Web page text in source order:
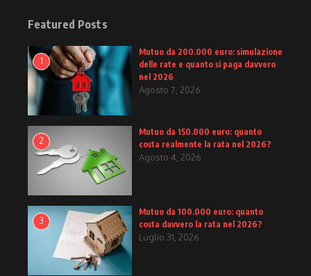
Featured Posts
1
Mutuo da 200.000 euro: simulazione
delle rate e quanto si paga davvero
nel 2026
Agosto 7, 2026
2
Mutuo da 150.000 euro: quanto
costa realmente la rata nel 2026?
Agosto 4, 2026
3
Mutuo da 100.000 euro: quanto
costa davvero la rata nel 2026?
Luglio 31, 2026